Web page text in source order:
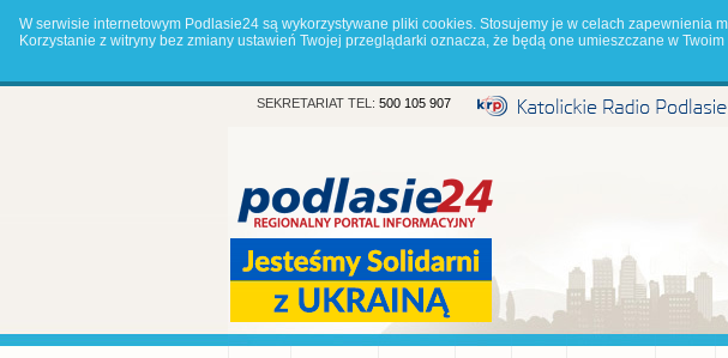
W serwisie internetowym Podlasie24 są wykorzystywane pliki cookies. Stosujemy je w celach
Korzystanie z witryny bez zmiany ustawień Twojej przeglądarki oznacza, że będą one umieszczane w
SEKRETARIAT TEL: 500 105 907